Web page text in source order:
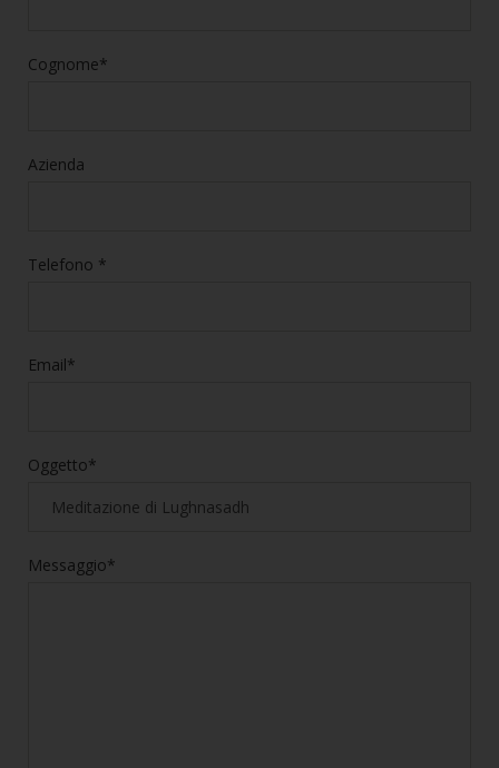
Cognome*
Azienda
Telefono *
Email*
Oggetto*
Messaggio*